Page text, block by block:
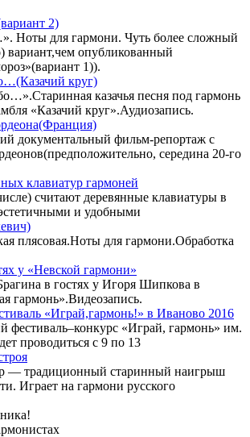
2)
Ноты для гармони. Чуть более сложный
вариант,чем опубликованный
1)).
круг)
казачья песня под гармонь
«Казачий круг».Аудиозапись.
документальный фильм-репортаж с
середина 20-го
клавиатур гармоней
считают деревянные клавиатуры в
и удобными
плясовая.Ноты для гармони.Обработка
у «Невской гармони»
в гостях у Игоря Шипкова в
гармонь».Видеозапись.
«Играй,гармонь!» в Иваново 2016
фестиваль–конкурс «Играй, гармонь» им.
проводиться с 9 по 13
— традиционный старинный наигрыш
Играет на гармони русского